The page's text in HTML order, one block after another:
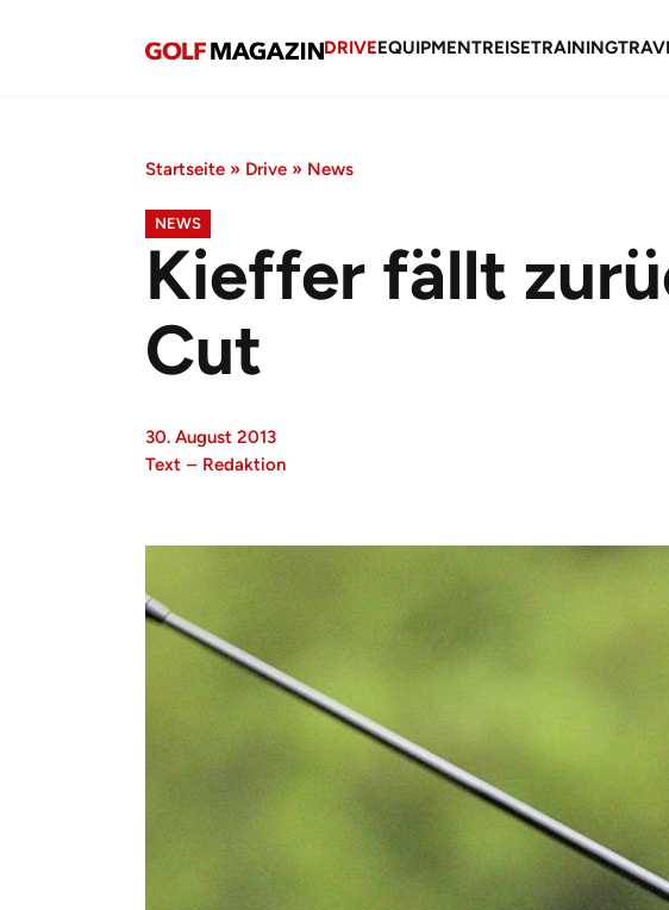
DRIVEEQUIPMENTREISETRAINING
Startseite » Drive » News
NEWS
Kieffer fällt
Cut
30. August 2013
Text – Redaktion